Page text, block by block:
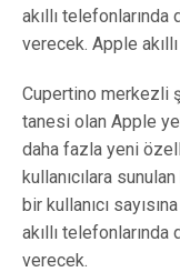
akıllı
verecek. Apple
Cupertino merkezli
tanesi olan Apple
daha fazla yeni
kullanıcılara
bir kullanıcı
akıllı
verecek.